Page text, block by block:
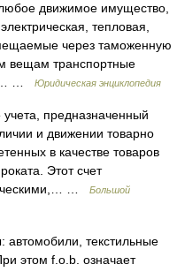
движимое имущество,
тепловая,
через таможенную
вещам транспортные
…
Юридическая энциклопедия
учета, предназначенный
и движении товарно
в качестве товаров
Этот счет
…
Большой
текстильные
этом f.o.b. означает